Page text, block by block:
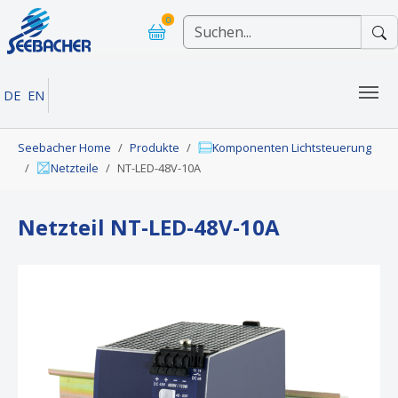
Skip to main navigation
Skip to main content
Skip to page footer
0
DE EN
Seebacher Home Produkte
Komponenten Lichtsteuerung
Netzteile
NT-LED-48V-10A
Netzteil NT-LED-48V-10A